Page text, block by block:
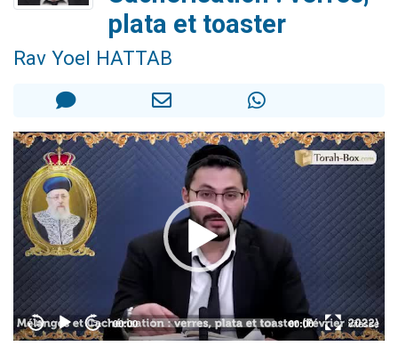
Il reste 49 places pour étudier en groupe sur Zoom
12 nouvelles musiques dans Torah-Box Music
plata et toaster
Rav Yoel HATTAB